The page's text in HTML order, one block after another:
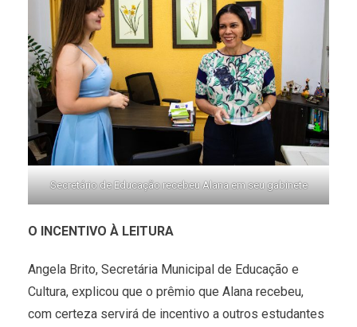
Secretário de Educação recebeu Alana em seu gabinete
O INCENTIVO À LEITURA
Angela Brito, Secretária Municipal de Educação e
Cultura, explicou que o prêmio que Alana recebeu,
com certeza servirá de incentivo a outros estudantes